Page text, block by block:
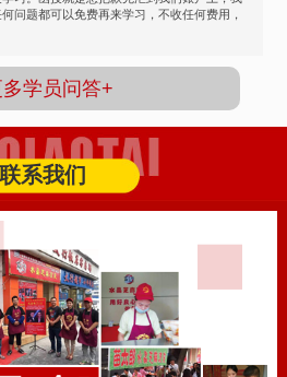
问题都可以免费再来学习，不收任何费用，
学员问答+
联系我们